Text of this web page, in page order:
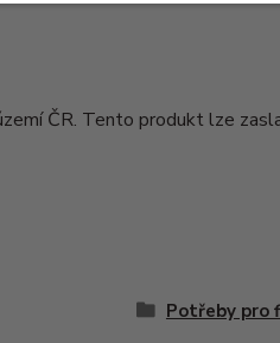
ČR. Tento produkt lze
Potřeby pro